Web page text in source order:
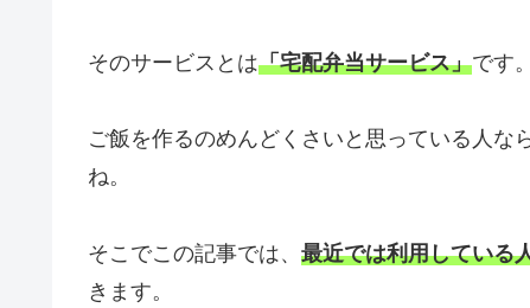
そのサービスとは「宅配弁当サービス」です。
ご飯を作るのめんどくさいと思っている人な
ね。
そこでこの記事では、 最近では利用している
きます。